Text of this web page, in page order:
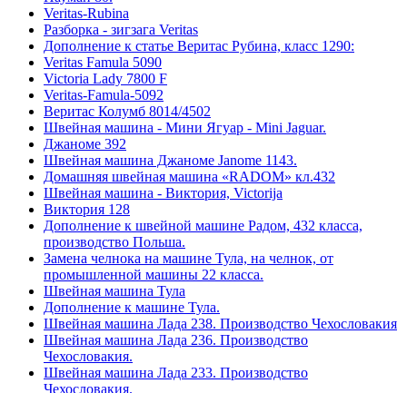
Veritas-Rubina
Разборка - зигзага Veritas
Дополнение к статье Веритас Рубина, класс 1290:
Veritas Famula 5090
Victoria Lady 7800 F
Veritas-Famula-5092
Веритас Колумб 8014/4502
Швейная машина - Мини Ягуар - Mini Jaguar.
Джаноме 392
Швейная машина Джаноме Janome 1143.
Домашняя швейная машина «RADOM» кл.432
Швейная машина - Виктория, Victorija
Виктория 128
Дополнение к швейной машине Радом, 432 класса,
производство Польша.
Замена челнока на машине Тула, на челнок, от
промышленной машины 22 класса.
Швейная машина Тула
Дополнение к машине Тула.
Швейная машина Лада 238. Производство Чехословакия
Швейная машина Лада 236. Производство
Чехословакия.
Швейная машина Лада 233. Производство
Чехословакия.